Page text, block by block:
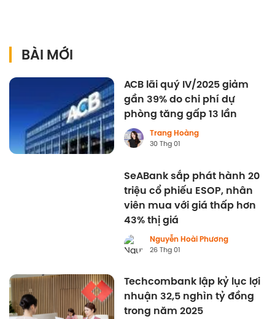
BÀI MỚI
ACB lãi quý IV/2025 giảm
gần 39% do chi phí dự
phòng tăng gấp 13 lần
Trang Hoàng
30 Thg 01
SeABank sắp phát hành 20
triệu cổ phiếu ESOP, nhân
viên mua với giá thấp hơn
43% thị giá
Nguyễn Hoài Phương
26 Thg 01
Techcombank lập kỷ lục lợi
nhuận 32,5 nghìn tỷ đồng
trong năm 2025